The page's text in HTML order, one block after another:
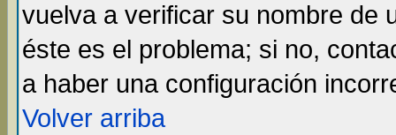
vuelva a verificar su nombre de
éste es el problema; si no,
a haber una configuración
Volver arriba